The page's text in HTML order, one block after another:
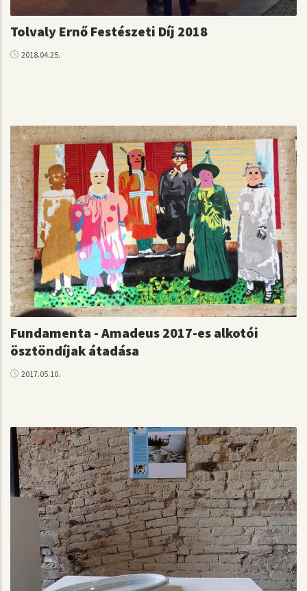
Tolvaly Ernő Festészeti Díj 2018
2018.04.25.
Fundamenta - Amadeus 2017-es alkotói
ösztöndíjak átadása
2017.05.10.